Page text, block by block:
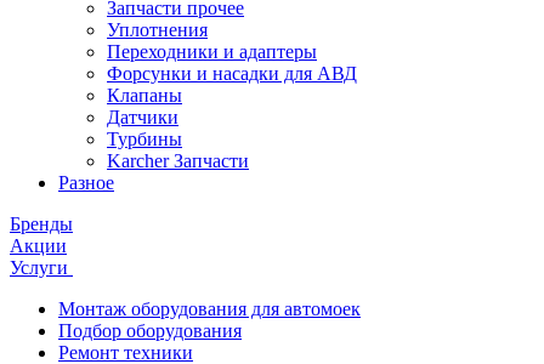
Запчасти прочее
Уплотнения
Переходники и адаптеры
Форсунки и насадки для АВД
Клапаны
Датчики
Турбины
Karcher Запчасти
Разное
Бренды
Акции
Услуги
Монтаж оборудования для автомоек
Подбор оборудования
Ремонт техники